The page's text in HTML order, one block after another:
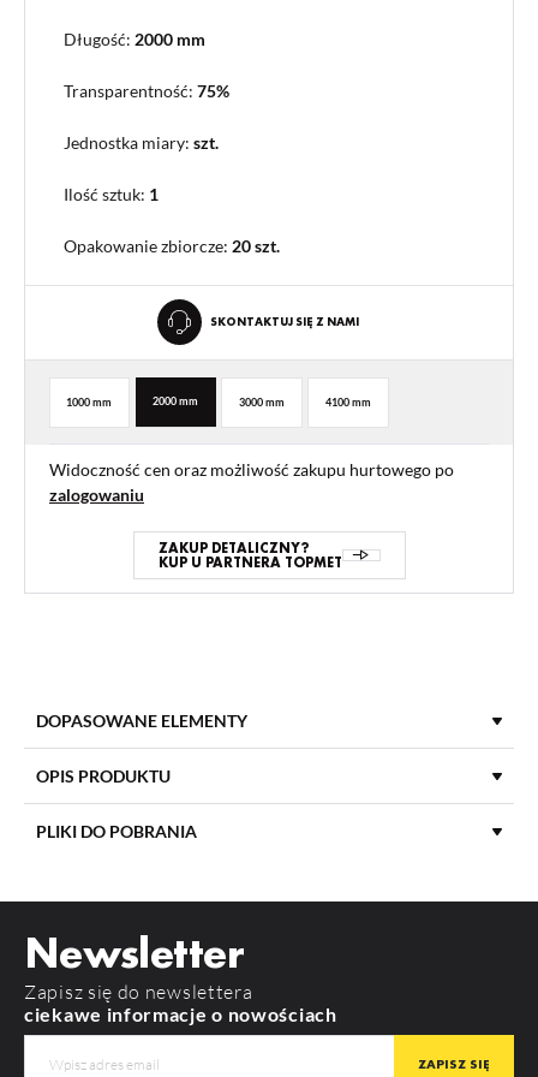
Długość: 2000 mm
Transparentność: 75%
Jednostka miary: szt.
Ilość sztuk: 1
Opakowanie zbiorcze: 20 szt.
SKONTAKTUJ SIĘ Z NAMI
1000 mm 2000 mm 3000 mm 4100 mm
Widoczność cen oraz możliwość zakupu hurtowego po
zalogowaniu
ZAKUP DETALICZNY?
KUP U PARTNERA TOPMET
DOPASOWANE ELEMENTY
LOWI C10
OPIS PRODUKTU
KOLOR KLOSZA
RODZAJ KLOSZA
MATERIAŁ PMMA
PLIKI DO POBRANIA
Newsletter
Zapisz się do newslettera
ciekawe informacje o nowościach